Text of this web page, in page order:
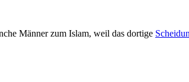
Männer zum Islam, weil das dortige